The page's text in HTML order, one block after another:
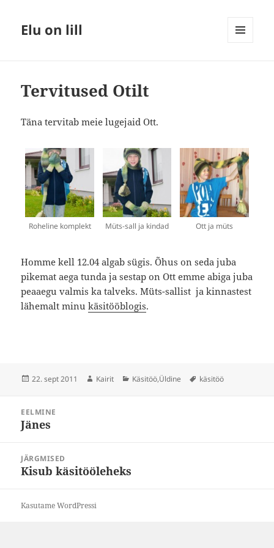
Elu on lill
Tervitused Otilt
Täna tervitab meie lugejaid Ott.
Roheline komplekt Müts-sall ja kindad Ott ja müts
Homme kell 12.04 algab sügis. Õhus on seda juba
pikemat aega tunda ja sestap on Ott emme abiga juba
peaaegu valmis ka talveks. Müts-sallist ja kinnastest
lähemalt minukäsitööblogis.
Postitatud
22. sept 2011 Autor
Kairit Rubriigid
Käsitöö,Üldine Sildid
käsitöö
EELMINE
Eelmine
Jänes
JÄRGMISED
Järgmine
Kisub käsitööleheks
Kasutame WordPressi